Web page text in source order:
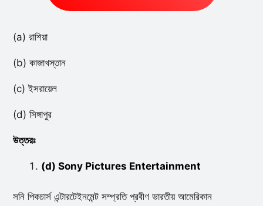
(a) রাশিয়া
(b) কাজাখস্তান
(c) ইসরায়েল
(d) সিঙ্গাপুর
উত্তরঃ
(d) Sony Pictures Entertainment
সনি পিকচার্স এন্টারটেইনমেন্ট সম্প্রতি প্রবীণ ভারতীয় আমেরিকান